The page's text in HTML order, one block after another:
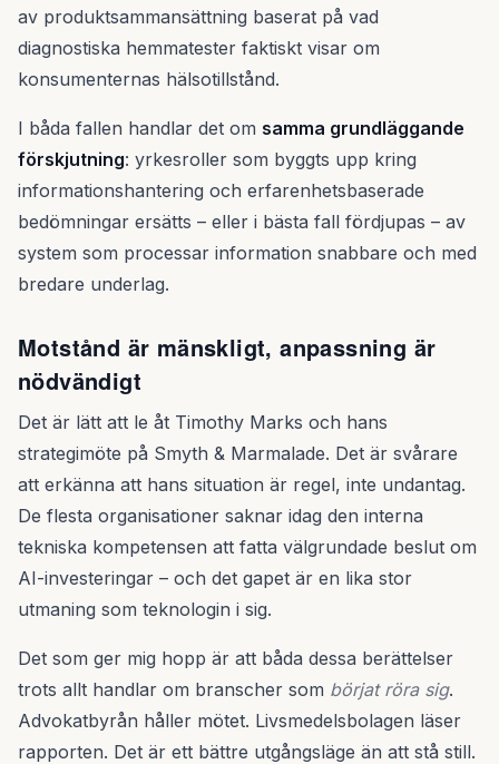
av produktsammansättning baserat på vad
diagnostiska hemmatester faktiskt visar om
konsumenternas hälsotillstånd.
I båda fallen handlar det om samma grundläggande
förskjutning: yrkesroller som byggts upp kring
informationshantering och erfarenhetsbaserade
bedömningar ersätts – eller i bästa fall fördjupas – av
system som processar information snabbare och med
bredare underlag.
Motstånd är mänskligt, anpassning är
nödvändigt
Det är lätt att le åt Timothy Marks och hans
strategimöte på Smyth & Marmalade. Det är svårare
att erkänna att hans situation är regel, inte undantag.
De flesta organisationer saknar idag den interna
tekniska kompetensen att fatta välgrundade beslut om
AI-investeringar – och det gapet är en lika stor
utmaning som teknologin i sig.
Det som ger mig hopp är att båda dessa berättelser
trots allt handlar om branscher som börjat röra sig.
Advokatbyrån håller mötet. Livsmedelsbolagen läser
rapporten. Det är ett bättre utgångsläge än att stå still.